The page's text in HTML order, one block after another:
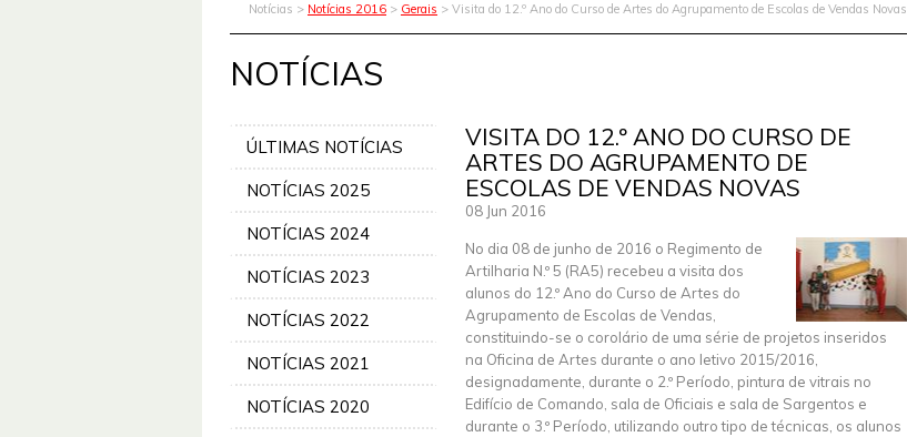
Notícias > Notícias 2016 > Gerais > Visita do 12.º Ano do Curso de Artes do Agrupamento de Escolas de Vendas Novas
NOTÍCIAS
ÚLTIMAS NOTÍCIAS
NOTÍCIAS 2025
NOTÍCIAS 2024
NOTÍCIAS 2023
NOTÍCIAS 2022
NOTÍCIAS 2021
NOTÍCIAS 2020
VISITA DO 12.º ANO DO CURSO DE
ARTES DO AGRUPAMENTO DE
ESCOLAS DE VENDAS NOVAS
08 Jun 2016
No dia 08 de junho de 2016 o Regimento de
Artilharia N.º 5 (RA5) recebeu a visita dos
alunos do 12.º Ano do Curso de Artes do
Agrupamento de Escolas de Vendas,
constituindo-se o corolário de uma série de projetos inseridos
na Oficina de Artes durante o ano letivo 2015/2016,
designadamente, durante o 2.º Período, pintura de vitrais no
Edifício de Comando, sala de Oficiais e sala de Sargentos e
durante o 3.º Período, utilizando outro tipo de técnicas, os alunos